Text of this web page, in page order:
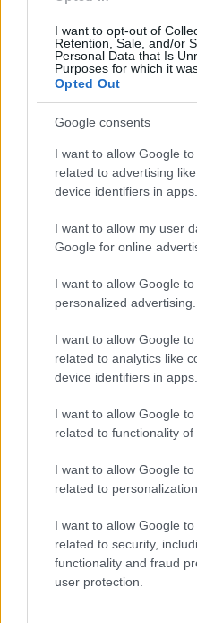
I want to opt-out of
Retention, Sale, and/or
Personal Data that Is
Purposes for which it
Opted Out
Google consents
I want to allow Google
related to advertising
device identifiers in apps.
I want to allow my user
Google for online
I want to allow Google
personalized advertising.
I want to allow Google
related to analytics like
device identifiers in apps.
I want to allow Google
related to functionality of
I want to allow Google
related to personalization.
I want to allow Google
related to security,
functionality and fraud
user protection.
μεταγενέστερο στάδιο.